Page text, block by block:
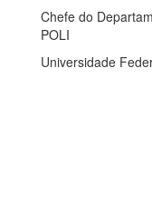
Chefe do
POLI
Universidade